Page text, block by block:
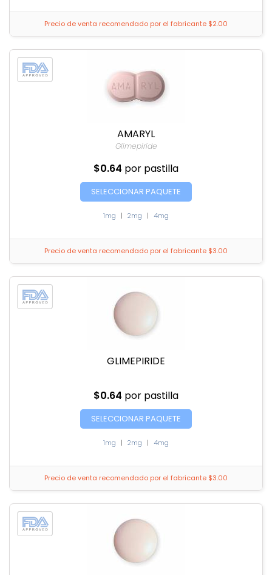
Precio de venta recomendado por el fabricante $2.00
AMARYL
Glimepiride
$0.64 por pastilla
SELECCIONAR PAQUETE
1mg | 2mg | 4mg
Precio de venta recomendado por el fabricante $3.00
GLIMEPIRIDE
$0.64 por pastilla
SELECCIONAR PAQUETE
1mg | 2mg | 4mg
Precio de venta recomendado por el fabricante $3.00